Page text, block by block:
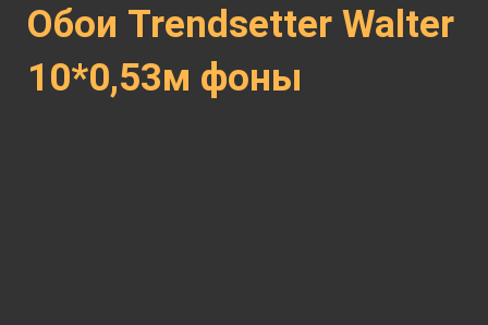
Обои Trendsetter Walter
10*0,53м фоны